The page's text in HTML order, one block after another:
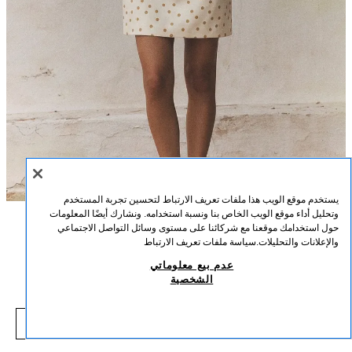
الوصف التركيبالقياسات
فستان بياقة مربعة وأكمام قصيرة. ظهر مكشوف مع تفاصيل ربطات. بطانة داخلية
متناسقة. إغلاق جانبي بسحاب مخفي في الخياطة.
فستان قصير بربطات خلفية منقطة
49.00 SAR
SAR
يستخدم موقع الويب هذا ملفات تعريف الارتباط لتحسين تجربة المستخدم
وتحليل أداء موقع الويب الخاص بنا ونسبة استخدامه. ونشارك أيضًا المعلومات
حول استخدامك موقعنا مع شركائنا على مستوى وسائل التواصل الاجتماعي
والإعلانات والتحليلات.سياسة ملفات تعريف الارتباط
عدم بيع معلوماتي
الشخصية